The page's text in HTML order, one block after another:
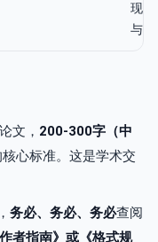
现项
与可
文， 200-300字（中
心标准。这是学术交
务必、务必、务必查阅
者指南》或《格式规